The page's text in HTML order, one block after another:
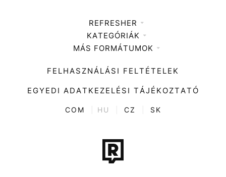
REFRESHER
Médiaajánlat
KATEGÓRIÁK
Zene
Divat
Kultúra
ENTR
Tech-Tudomány
Sport
MÁS FORMÁTUMOK
FELHASZNÁLÁSI FELTÉTELEK
EGYEDI ADATKEZELÉSI TÁJÉKOZTATÓ
COM HU CZ SK